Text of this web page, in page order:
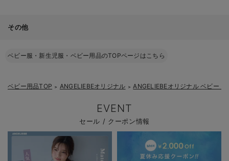
その他
ベビー服・新生児服・ベビー用品のTOPページはこちら
ベビー用品TOP ＞ ANGELIEBEオリジナル ＞ ANGELIEBEオリジナル ベビー ス
EVENT
セール / クーポン情報